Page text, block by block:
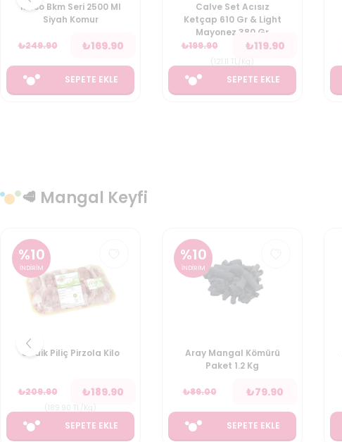
Rinso Bkm Seri 2500 Ml
Siyah Komur
₺249.90 ₺169.90
SEPETE EKLE
Calve Set Acısız
Ketçap 610 Gr & Light
Mayonez 380 Gr
₺199.90 ₺119.90
SEPETE EKLE
🥩 Mangal Keyfi
%10
İNDİRİM
Gedik Piliç Pirzola Kilo
₺209.90 ₺189.90
SEPETE EKLE
%10
İNDİRİM
Aray Mangal Kömürü
Paket 1.2 Kg
₺89.00 ₺79.90
SEPETE EKLE